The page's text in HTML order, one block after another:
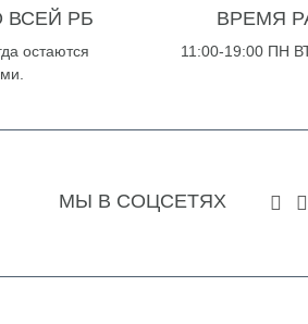
ВСЕЙ РБ
остаются
ВРЕМЯ
11:00-19:00 ПН
МЫ В СОЦСЕТЯХ